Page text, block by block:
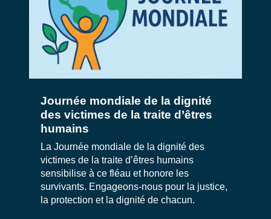
Journée mondiale de la dignité
des victimes de la traite d’êtres
humains
La Journée mondiale de la dignité des
victimes de la traite d’êtres humains
sensibilise à ce fléau et honore les
survivants. Engageons-nous pour la justice,
la protection et la dignité de chacun.